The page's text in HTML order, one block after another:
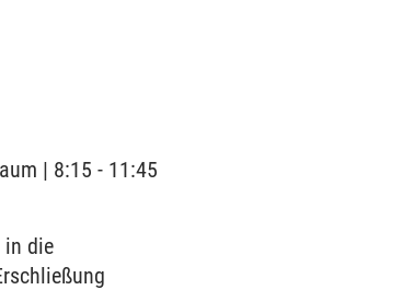
| 8:15 - 11:45
in die